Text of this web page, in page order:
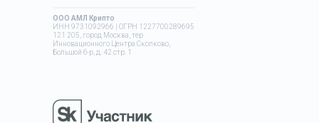
ООО АМЛ Крипто
ИНН 9731092966 | ОГРН 1227700289695
121 205, город Москва, тер
Инновационного Центра Сколково,
Большой б-р, д. 42 стр. 1